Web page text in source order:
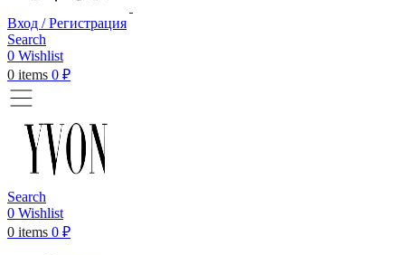
Вход / Регистрация
Search
0 Wishlist
0 items 0 ₽
Search
0 Wishlist
0 items 0 ₽